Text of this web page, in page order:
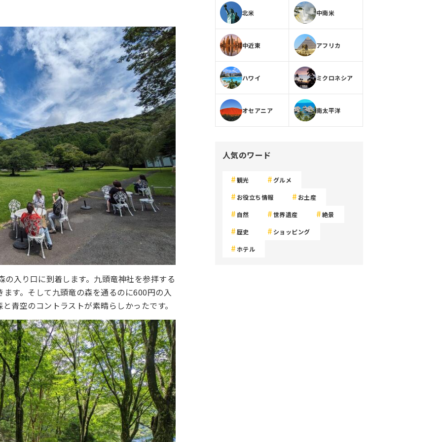
入り口に到着します。九頭竜神社を参拝する
す。そして九頭竜の森を通るのに600円の入
青空のコントラストが素晴らしかったです。
北米 中南米
中近東 アフリカ
ハワイ ミクロネシア
オセアニア 南太平洋
人気のワード
観光 グルメ
お役立ち情報 お土産
自然 世界遺産 絶景
歴史 ショッピング
ホテル